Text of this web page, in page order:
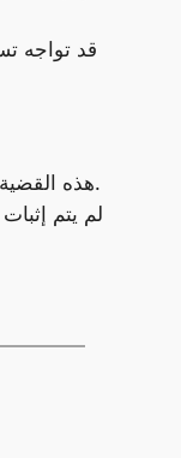
قد تواجه
هذه القضية لا تزال قيد النظر في المحكمة.
لم يتم